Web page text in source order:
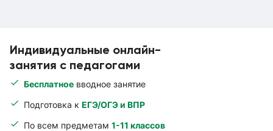
Индивидуальные онлайн-
занятия с педагогами
Бесплатное вводное занятие
Подготовка к ЕГЭ/ОГЭ и ВПР
По всем предметам 1-11 классов